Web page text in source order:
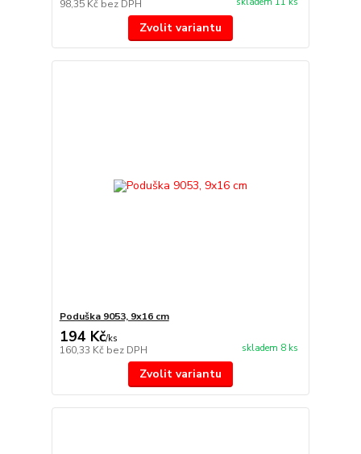
98,35 Kč bez DPH
Zvolit variantu
Poduška 9053, 9x16 cm
194 Kč/ks
160,33 Kč bez DPH skladem 8 ks
Zvolit variantu